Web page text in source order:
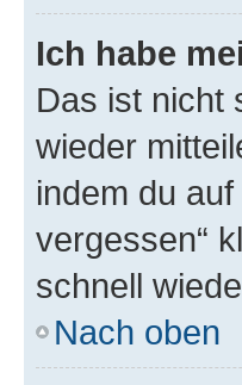
Ich habe
Das ist nicht
wieder
indem du
vergessen“
schnell
Nach oben